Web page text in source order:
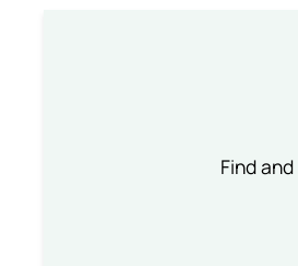
Find